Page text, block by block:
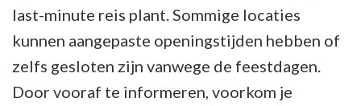
last-minute reis plant. Sommige locaties
kunnen aangepaste openingstijden hebben of
zelfs gesloten zijn vanwege de feestdagen.
Door vooraf te informeren, voorkom je